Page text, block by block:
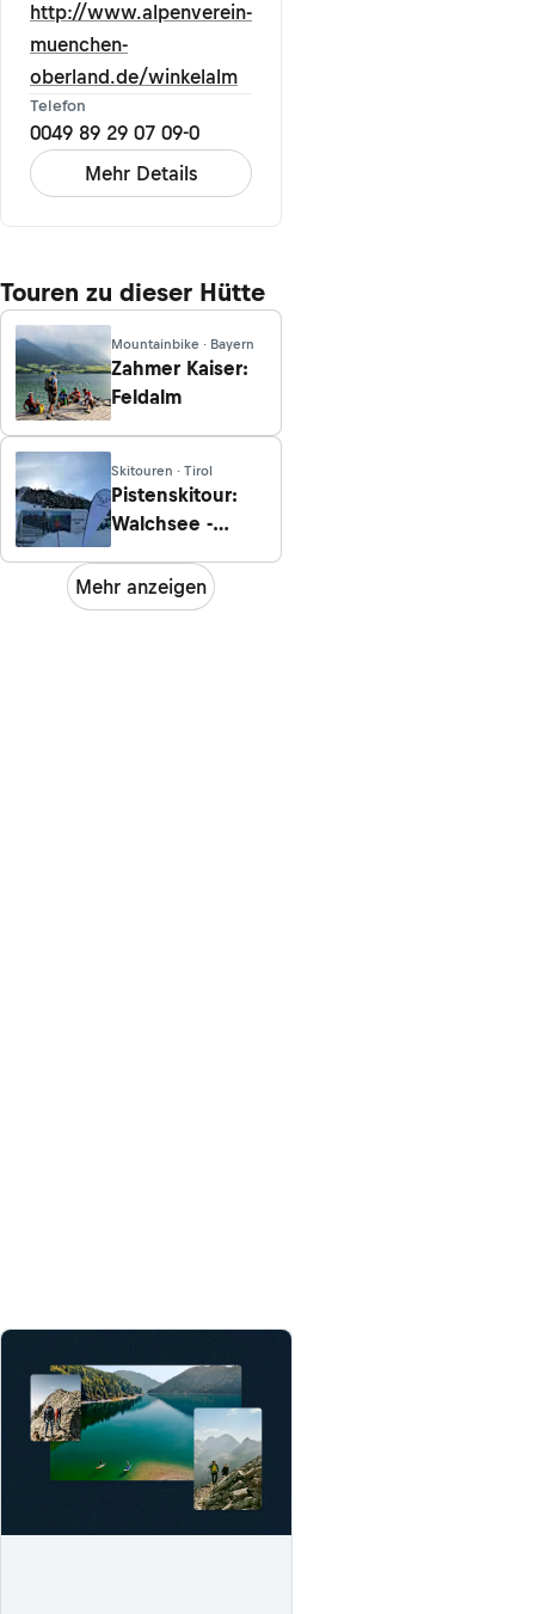
http://www.alpenverein-
muenchen-
oberland.de/winkelalm
Telefon
0049 89 29 07 09-0
Mehr Details
Touren zu dieser Hütte
Mountainbike · Bayern
Zahmer Kaiser:
Feldalm
Skitouren · Tirol
Pistenskitour:
Walchsee -
Mehr anzeigen